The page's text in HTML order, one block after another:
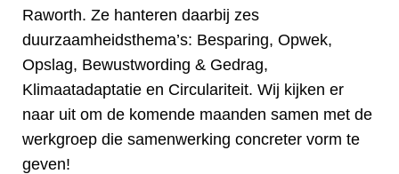
Raworth. Ze hanteren daarbij zes
duurzaamheidsthema’s: Besparing, Opwek,
Opslag, Bewustwording & Gedrag,
Klimaatadaptatie en Circulariteit. Wij kijken er
naar uit om de komende maanden samen met de
werkgroep die samenwerking concreter vorm te
geven!